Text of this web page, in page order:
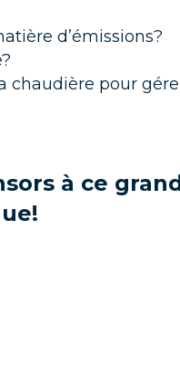
d’émissions?
pour
à ce